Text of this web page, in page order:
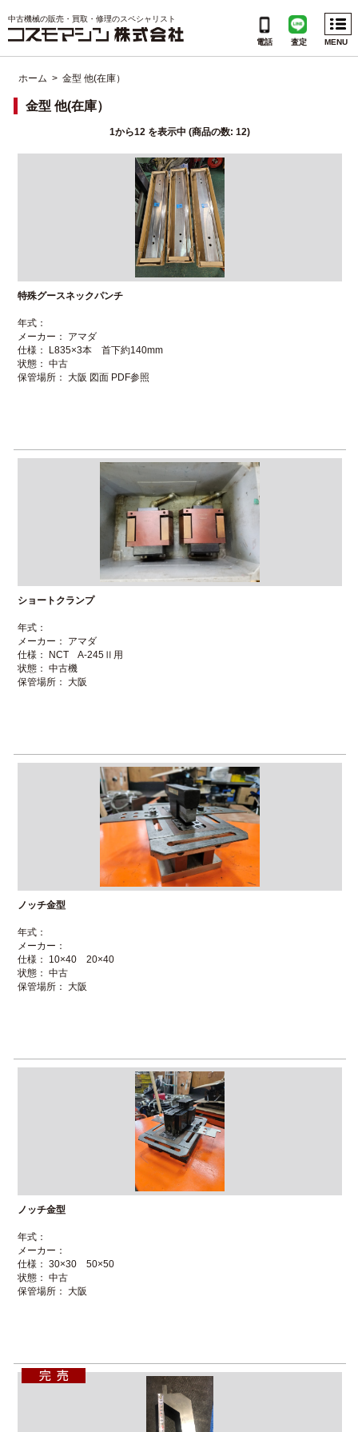
Menu
INFORMATION
会社概要
個人情報保護方針
ご利用規約
中古機械の販売・買取・修理のスペシャリスト
電話 査定
ホーム > 金型 他(在庫）
金型 他(在庫）
1から12を表示中 (商品の数: 12)
特殊グースネックパンチ
年式：
メーカー： アマダ
仕様： L835×3本 首下約140mm
状態： 中古
保管場所： 大阪 図面 PDF参照
ショートクランプ
年式：
メーカー： アマダ
仕様： NCT A-245Ⅱ用
状態： 中古機
保管場所： 大阪
ノッチ金型
年式：
メーカー：
仕様： 10×40 20×40
状態： 中古
保管場所： 大阪
ノッチ金型
年式：
メーカー：
仕様： 30×30 50×50
状態： 中古
保管場所： 大阪
MENU